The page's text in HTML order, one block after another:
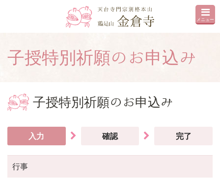
メニュー
子授特別祈願のお申込み
子授特別祈願のお申込み
入力 確認 完了
行事